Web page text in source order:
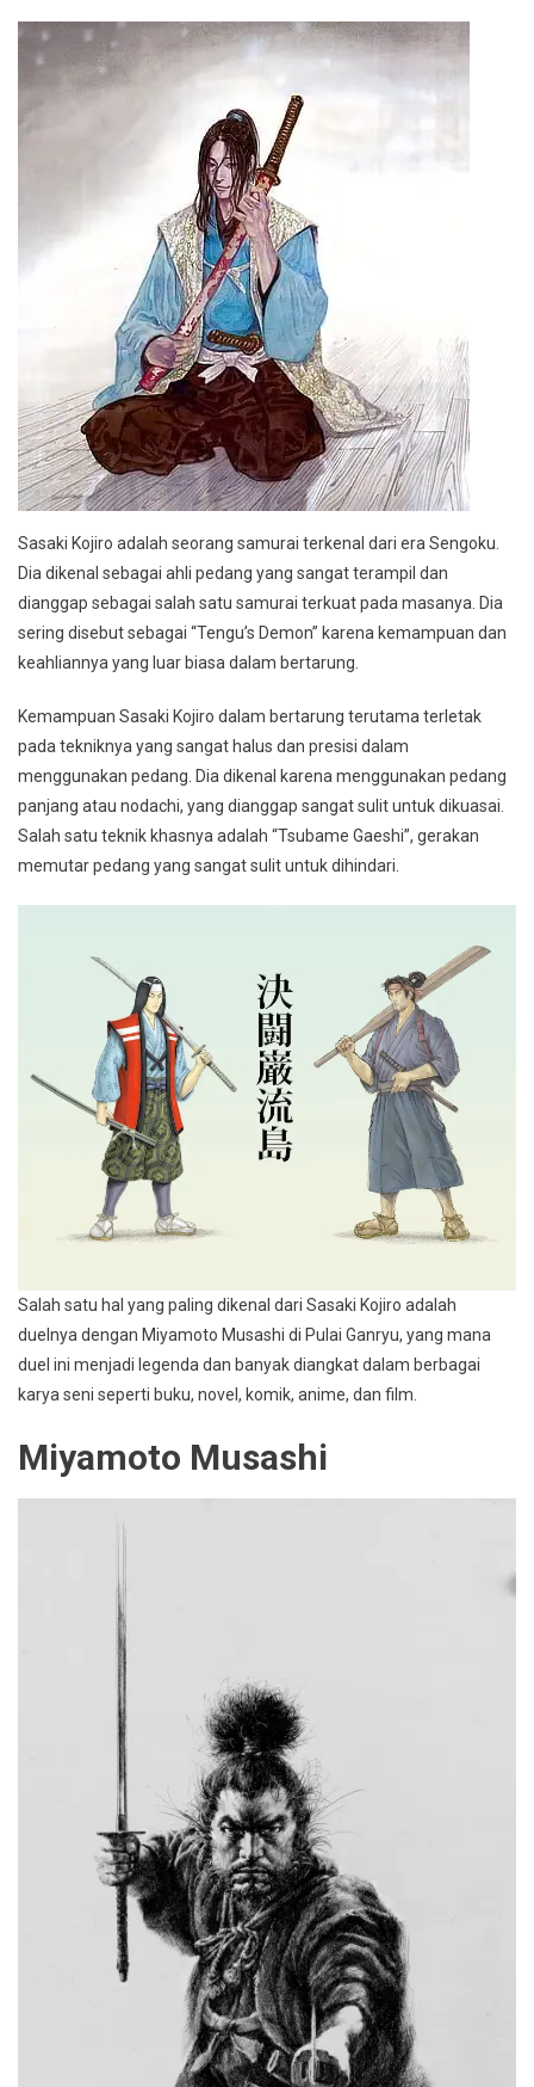
Sasaki Kojiro adalah seorang samurai terkenal dari era Sengoku.
Dia dikenal sebagai ahli pedang yang sangat terampil dan
dianggap sebagai salah satu samurai terkuat pada masanya. Dia
sering disebut sebagai “Tengu’s Demon” karena kemampuan dan
keahliannya yang luar biasa dalam bertarung.
Kemampuan Sasaki Kojiro dalam bertarung terutama terletak
pada tekniknya yang sangat halus dan presisi dalam
menggunakan pedang. Dia dikenal karena menggunakan pedang
panjang atau nodachi, yang dianggap sangat sulit untuk dikuasai.
Salah satu teknik khasnya adalah “Tsubame Gaeshi”, gerakan
memutar pedang yang sangat sulit untuk dihindari.
Salah satu hal yang paling dikenal dari Sasaki Kojiro adalah
duelnya dengan Miyamoto Musashi di Pulai Ganryu, yang mana
duel ini menjadi legenda dan banyak diangkat dalam berbagai
karya seni seperti buku, novel, komik, anime, dan film.
Miyamoto Musashi